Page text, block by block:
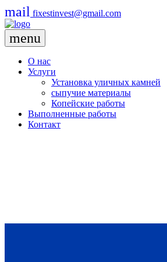
mail fixestinvest@gmail.com
menu
О нас
Услуги
Установка уличных камней
сыпучие материалы
Копейские работы
Выполненные работы
Контакт